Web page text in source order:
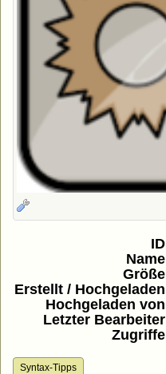
ID
Name
Größe
Erstellt / Hochgeladen
Hochgeladen von
Letzter Bearbeiter
Zugriffe
Syntax-Tipps